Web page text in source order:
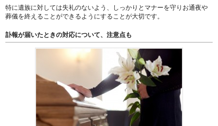
特に遺族に対しては失礼のないよう、しっかりとマナーを守りお通夜や
葬儀を終えることができるようにすることが大切です。
訃報が届いたときの対応について、注意点も